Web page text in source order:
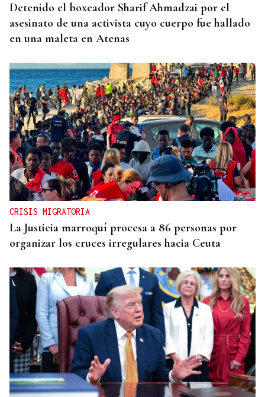
Detenido el boxeador Sharif Ahmadzai por el
asesinato de una activista cuyo cuerpo fue hallado
en una maleta en Atenas
CRISIS MIGRATORIA
La Justicia marroquí procesa a 86 personas por
organizar los cruces irregulares hacia Ceuta